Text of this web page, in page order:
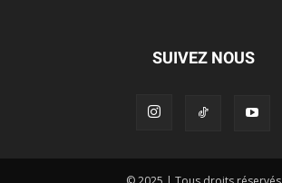
SUIVEZ NOUS